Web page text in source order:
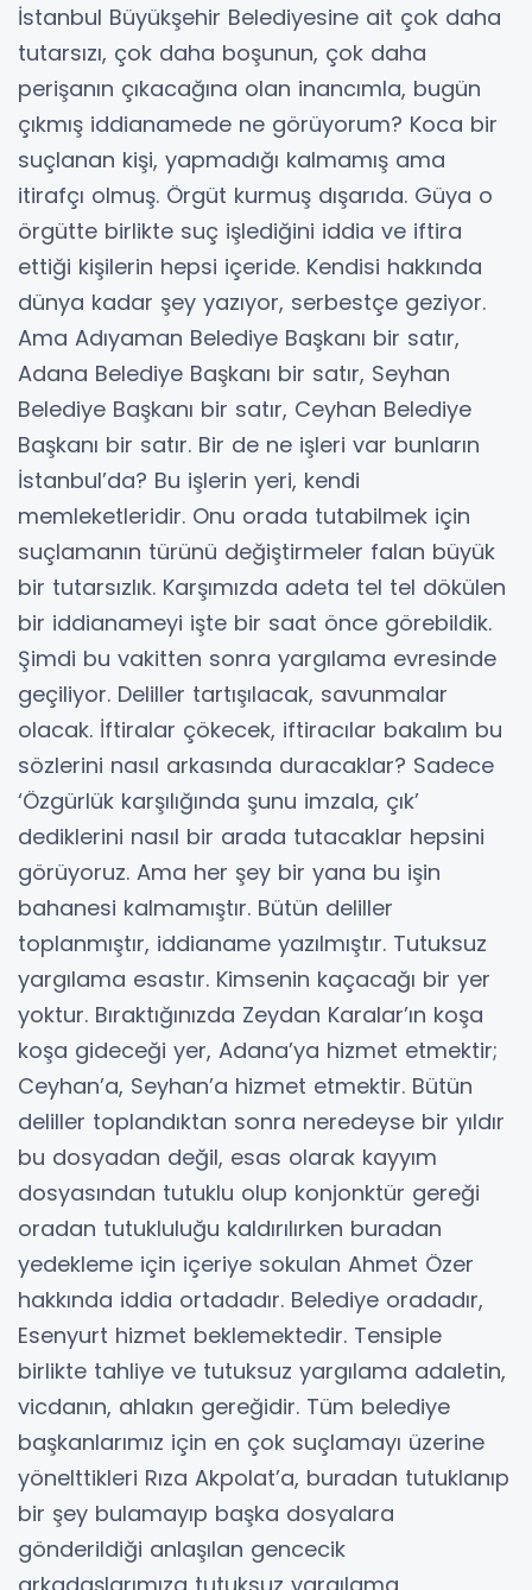
İstanbul Büyükşehir Belediyesine ait çok daha
tutarsızı, çok daha boşunun, çok daha
perişanın çıkacağına olan inancımla, bugün
çıkmış iddianamede ne görüyorum? Koca bir
suçlanan kişi, yapmadığı kalmamış ama
itirafçı olmuş. Örgüt kurmuş dışarıda. Güya o
örgütte birlikte suç işlediğini iddia ve iftira
ettiği kişilerin hepsi içeride. Kendisi hakkında
dünya kadar şey yazıyor, serbestçe geziyor.
Ama Adıyaman Belediye Başkanı bir satır,
Adana Belediye Başkanı bir satır, Seyhan
Belediye Başkanı bir satır, Ceyhan Belediye
Başkanı bir satır. Bir de ne işleri var bunların
İstanbul’da? Bu işlerin yeri, kendi
memleketleridir. Onu orada tutabilmek için
suçlamanın türünü değiştirmeler falan büyük
bir tutarsızlık. Karşımızda adeta tel tel dökülen
bir iddianameyi işte bir saat önce görebildik.
Şimdi bu vakitten sonra yargılama evresinde
geçiliyor. Deliller tartışılacak, savunmalar
olacak. İftiralar çökecek, iftiracılar bakalım bu
sözlerini nasıl arkasında duracaklar? Sadece
‘Özgürlük karşılığında şunu imzala, çık’
dediklerini nasıl bir arada tutacaklar hepsini
görüyoruz. Ama her şey bir yana bu işin
bahanesi kalmamıştır. Bütün deliller
toplanmıştır, iddianame yazılmıştır. Tutuksuz
yargılama esastır. Kimsenin kaçacağı bir yer
yoktur. Bıraktığınızda Zeydan Karalar’ın koşa
koşa gideceği yer, Adana’ya hizmet etmektir;
Ceyhan’a, Seyhan’a hizmet etmektir. Bütün
deliller toplandıktan sonra neredeyse bir yıldır
bu dosyadan değil, esas olarak kayyım
dosyasından tutuklu olup konjonktür gereği
oradan tutukluluğu kaldırılırken buradan
yedekleme için içeriye sokulan Ahmet Özer
hakkında iddia ortadadır. Belediye oradadır,
Esenyurt hizmet beklemektedir. Tensiple
birlikte tahliye ve tutuksuz yargılama adaletin,
vicdanın, ahlakın gereğidir. Tüm belediye
başkanlarımız için en çok suçlamayı üzerine
yönelttikleri Rıza Akpolat’a, buradan tutuklanıp
bir şey bulamayıp başka dosyalara
gönderildiği anlaşılan gencecik